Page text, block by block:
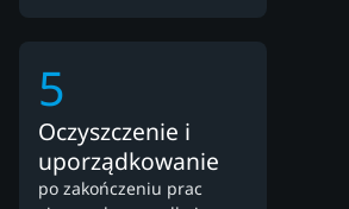
5
Oczyszczenie i
uporządkowanie
po zakończeniu prac